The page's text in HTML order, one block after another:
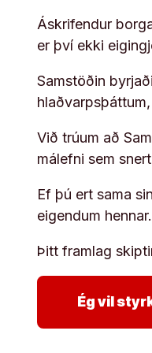
Áskrifendur
er því ekki
Samstöðin
Við trúum að
málefni sem
Ef þú ert sama
eigendum hennar.
Þitt framlag
Ég vil